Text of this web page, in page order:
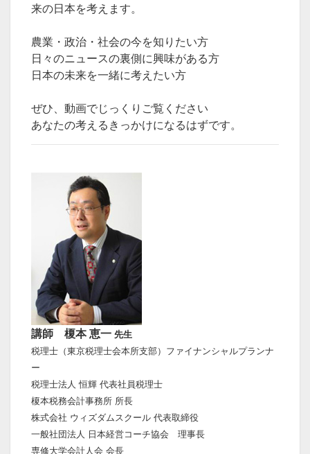
来の日本を考えます。
農業・政治・社会の今を知りたい方
日々のニュースの裏側に興味がある方
日本の未来を一緒に考えたい方
ぜひ、動画でじっくりご覧ください
あなたの考えるきっかけになるはずです。
講師 榎本 恵一 先生
税理士（東京税理士会本所支部）ファイナンシャルプランナ
ー
税理士法人 恒輝 代表社員税理士
榎本税務会計事務所 所長
株式会社 ウィズダムスクール 代表取締役
一般社団法人 日本経営コーチ協会 理事長
専修大学会計人会 会長